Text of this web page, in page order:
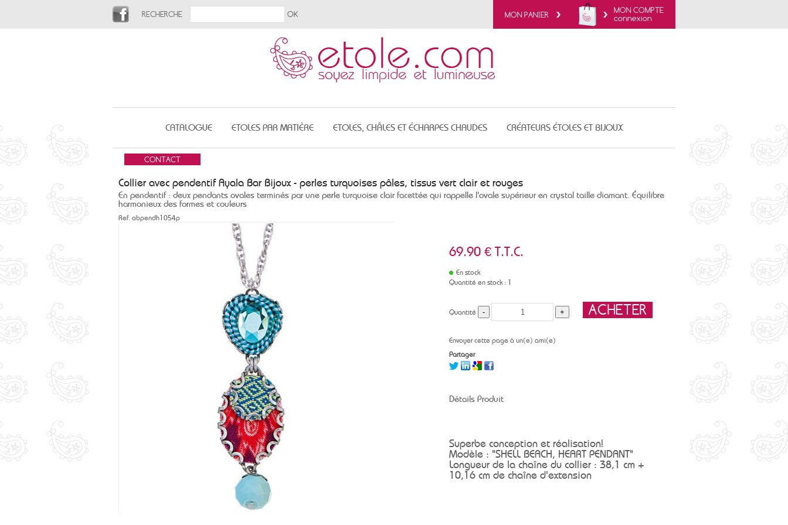
MON COMPTE
connexion
MON PANIER
CATALOGUE ETOLES PAR MATIÈRE ETOLES, CHÂLES ET ÉCHARPES CHAUDES CRÉATEURS ÉTOLES ET BIJOUX
RECHERCHE
Collier avec pendentif Ayala Bar Bijoux - perles turquoises pâles, tissus vert clair et rouges
En pendentif : deux pendants ovales terminés par une perle turquoise clair facettée qui rappelle l'ovale supérieur en crystal taille diamant. Équilibre
harmonieux des formes et couleurs
Ref. abpendh1054p
69.90 € T.T.C.
En stock
Quantité en stock : 1
Quantité
Envoyer cette page à un(e) ami(e)
Partager
Détails Produit
Superbe conception et réalisation!
Modèle : "SHELL BEACH, HEART PENDANT"
Longueur de la chaîne du collier : 38,1 cm +
10,16 cm de chaîne d'extension